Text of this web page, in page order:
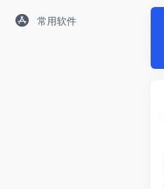
常用软件